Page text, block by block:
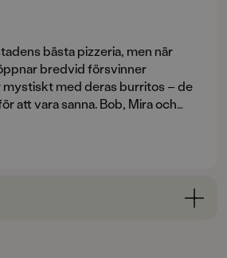
bästa pizzeria, men när
bredvid försvinner
mystiskt med deras burritos – de
att vara sanna. Bob, Mira och
pizzor när de inte går i
burritoboss!
och staden.